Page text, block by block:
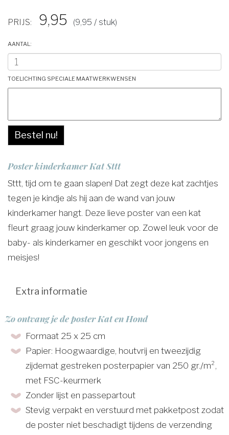
PRIJS: 9,95 (9,95 / stuk)
Aantal:
Toelichting speciale maatwerkwensen
Bestel nu!
Poster kinderkamer Kat Sttt
Sttt, tijd om te gaan slapen! Dat zegt deze kat zachtjes
tegen je kindje als hij aan de wand van jouw
kinderkamer hangt. Deze lieve poster van een kat
fleurt graag jouw kinderkamer op. Zowel leuk voor de
baby- als kinderkamer en geschikt voor jongens en
meisjes!
Extra informatie
Zo ontvang je de poster Kat en Hond
Formaat 25 x 25 cm
Papier: Hoogwaardige, houtvrij en tweezijdig
zijdemat gestreken posterpapier van 250 gr./m²,
met FSC-keurmerk
Zonder lijst en passepartout
Stevig verpakt en verstuurd met pakketpost zodat
de poster niet beschadigt tijdens de verzending